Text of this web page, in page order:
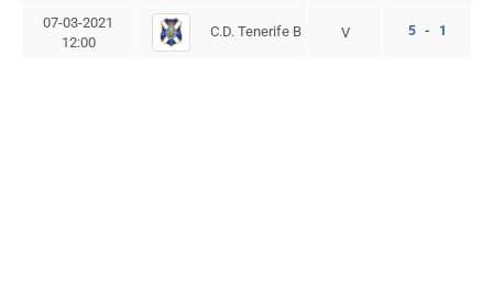
07-03-2021
12:00
C.D. Tenerife B V 5 - 1